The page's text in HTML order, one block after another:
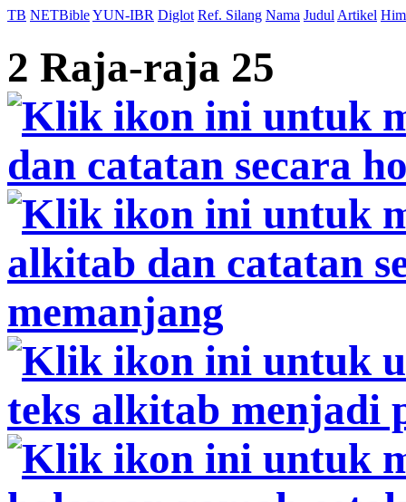
TB NETBibleYUN-IBR Diglot Ref. Silang Nama Judul Artikel
2 Raja-raja 25